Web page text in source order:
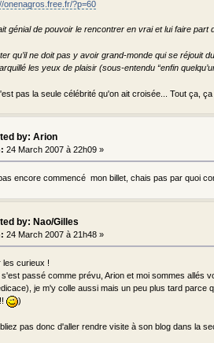
onenagros.free.fr/?p=60
génial de pouvoir le rencontrer en vrai et lui faire part
qu’il ne doit pas y avoir grand-monde qui se réjouit
les yeux de plaisir (sous-entendu “enfin
pas la seule célébrité qu'on ait croisée... Tout ça,
by: Arion
24 March 2007 à 22h09 »
encore commencé mon billet, chais pas par quoi
by: Nao/Gilles
24 March 2007 à 21h48 »
les curieux !
s'est passé comme prévu, Arion et moi sommes allés
je m'y colle aussi mais un peu plus tard
)
pas donc d'aller rendre visite à son blog dans la